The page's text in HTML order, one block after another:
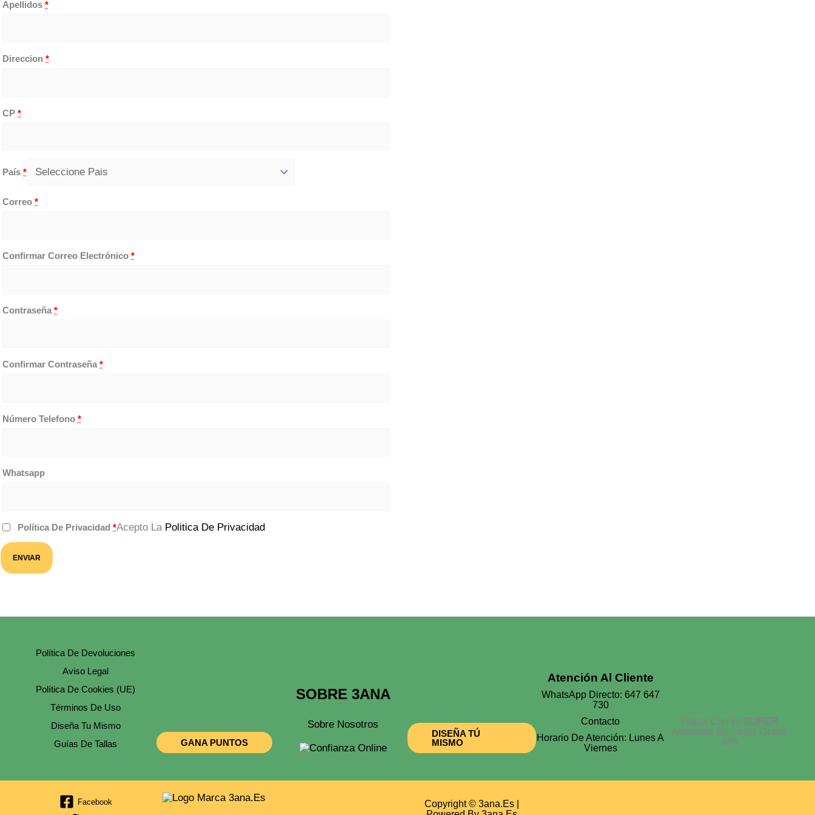
Apellidos *
Direccion *
CP *
País *
Correo *
Confirmar Correo Electrónico *
Contraseña *
Confirmar Contraseña *
Número Telefono *
Whatsapp
Política De Privacidad *Acepto La Politica De Privacidad
ENVIAR
Política De Devoluciones
Aviso Legal
Política De Cookies (UE)
Términos De Uso
Diseña Tu Mismo
Guías De Tallas
GANA PUNTOS
SOBRE 3ANA
Sobre Nosotros
DISEÑA TÚ
MISMO
Atención Al Cliente
WhatsApp Directo: 647 647
730
Contacto
Horario De Atención: Lunes A
Viernes
Habla Con El SUPER
Asistente En Linea Gratis
24h
Facebook
Copyright © 3ana.es |